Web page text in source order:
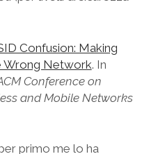
Confusion: Making
Wrong Network. In
Conference on
and Mobile Networks
primo me lo ha